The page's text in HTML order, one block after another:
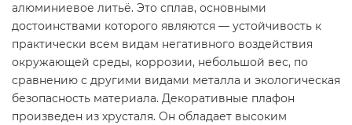
алюминиевое литьё. Это сплав, основными
достоинствами которого являются — устойчивость к
практически всем видам негативного воздействия
окружающей среды, коррозии, небольшой вес, по
сравнению с другими видами металла и экологическая
безопасность материала. Декоративные плафон
произведен из хрусталя. Он обладает высоким